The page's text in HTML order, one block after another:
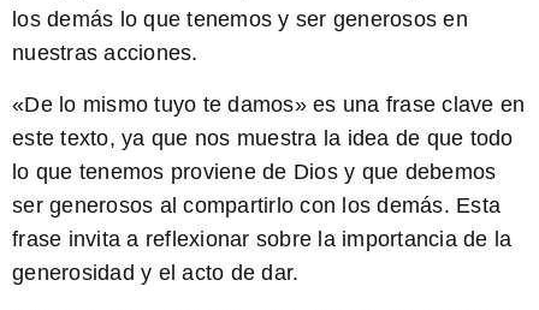
los demás lo que tenemos y ser generosos en
nuestras acciones.
«De lo mismo tuyo te damos»es una frase clave en
este texto, ya que nos muestra la idea de que todo
lo que tenemos proviene de Dios y que debemos
ser generosos al compartirlo con los demás. Esta
frase invita a reflexionar sobre la importancia de la
generosidad y el acto de dar.